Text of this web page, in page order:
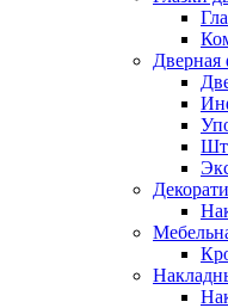
Дверная